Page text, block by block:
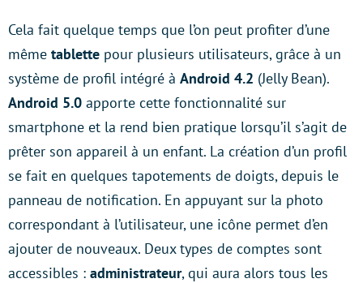
Cela fait quelque temps que l’on peut profiter d’une
même tablette pour plusieurs utilisateurs, grâce à un
système de profil intégré à Android 4.2 (Jelly Bean).
Android 5.0 apporte cette fonctionnalité sur
smartphone et la rend bien pratique lorsqu’il s’agit de
prêter son appareil à un enfant. La création d’un profil
se fait en quelques tapotements de doigts, depuis le
panneau de notification. En appuyant sur la photo
correspondant à l’utilisateur, une icône permet d’en
ajouter de nouveaux. Deux types de comptes sont
accessibles : administrateur, qui aura alors tous les